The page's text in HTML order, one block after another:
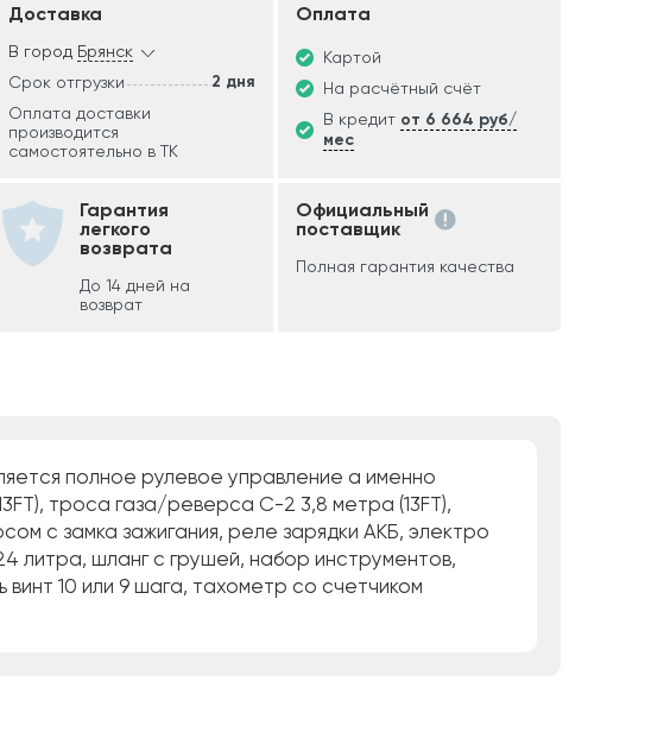
Доставка
В город Брянск
Срок отгрузки
2 дня
Оплата доставки
производится
самостоятельно в ТК
Оплата
Картой
На расчётный счёт
В кредит от 6 664 руб/
мес
Гарантия
легкого
возврата
До 14 дней на
возврат
Официальный
поставщик
Полная гарантия качества
полное рулевое управление а именно
троса газа/реверса C-2 3,8 метра (13FT),
с замка зажигания, реле зарядки АКБ, электро
литра, шланг с грушей, набор инструментов,
10 или 9 шага, тахометр со счетчиком